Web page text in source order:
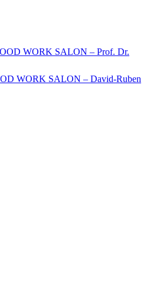
WORK SALON – Prof. Dr.
WORK SALON – David-Ruben